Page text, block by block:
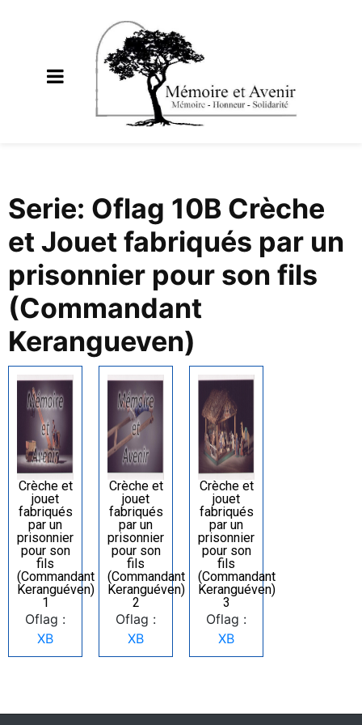
Serie: Oflag 10B Crèche
et Jouet fabriqués par un
prisonnier pour son fils
(Commandant
Kerangueven)
Crèche et
jouet
fabriqués
par un
prisonnier
pour son
fils
(Commandant
Keranguéven)
1
Oflag :
XB
Crèche et
jouet
fabriqués
par un
prisonnier
pour son
fils
(Commandant
Keranguéven)
2
Oflag :
XB
Crèche et
jouet
fabriqués
par un
prisonnier
pour son
fils
(Commandant
Keranguéven)
3
Oflag :
XB